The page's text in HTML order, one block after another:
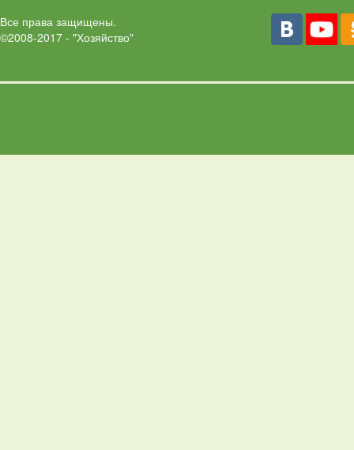
Все права защищены.
©2008-2017 - "Хозяйство"